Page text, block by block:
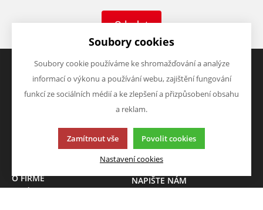
Odeslat
VŠE O NÁKUPU
Vrácení zboží
Zásady zpracování osobních
VÝHODY A SLEVY
Zboží v akci
Zboží výprodej
O FIRMĚ
O nás
NAPIŠTE NÁM
Soubory cookies
Soubory cookie používáme ke shromažďování a analýze
informací o výkonu a používání webu, zajištění fungování
funkcí ze sociálních médií a ke zlepšení a přizpůsobení obsahu
a reklam.
Zamítnout vše Povolit cookies
Nastavení cookies